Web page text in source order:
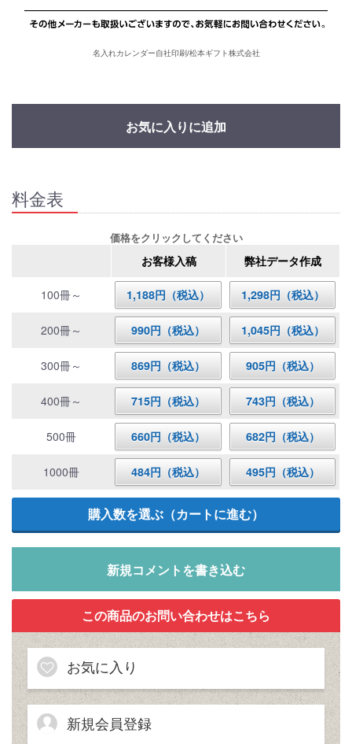
名入れカレンダー自社印刷/松本ギフト株式会社
お気に入りに追加
料金表
価格をクリックしてください
お客様入稿 弊社データ作成
100冊～ 1,188円（税込） 1,298円（税込）
200冊～ 990円（税込） 1,045円（税込）
300冊～ 869円（税込） 905円（税込）
400冊～ 715円（税込） 743円（税込）
500冊 660円（税込） 682円（税込）
1000冊 484円（税込） 495円（税込）
新規コメントを書き込む
お気に入り
新規会員登録